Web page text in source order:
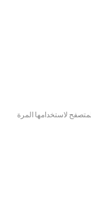
لاستخدامها المرة